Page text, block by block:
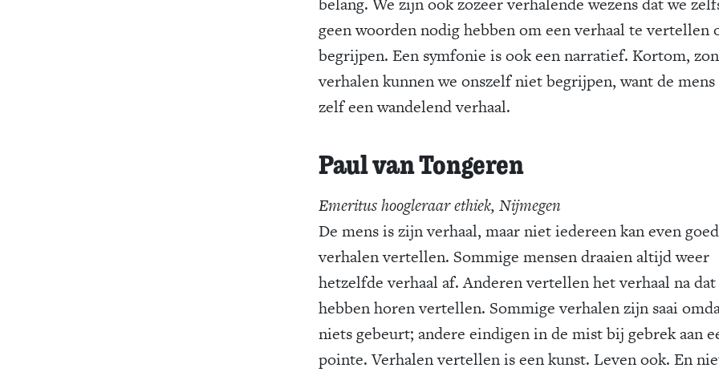
geen woorden nodig hebben om een verhaal te vertellen
begrijpen. Een symfonie is ook een narratief. Kortom,
verhalen kunnen we onszelf niet begrijpen, want de mens
zelf een wandelend verhaal.
Paul van Tongeren
Emeritus hoogleraar ethiek, Nijmegen
De mens is zijn verhaal, maar niet iedereen kan even goed
verhalen vertellen. Sommige mensen draaien altijd weer
hetzelfde verhaal af. Anderen vertellen het verhaal na dat
hebben horen vertellen. Sommige verhalen zijn saai
niets gebeurt; andere eindigen in de mist bij gebrek aan
pointe. Verhalen vertellen is een kunst. Leven ook. En